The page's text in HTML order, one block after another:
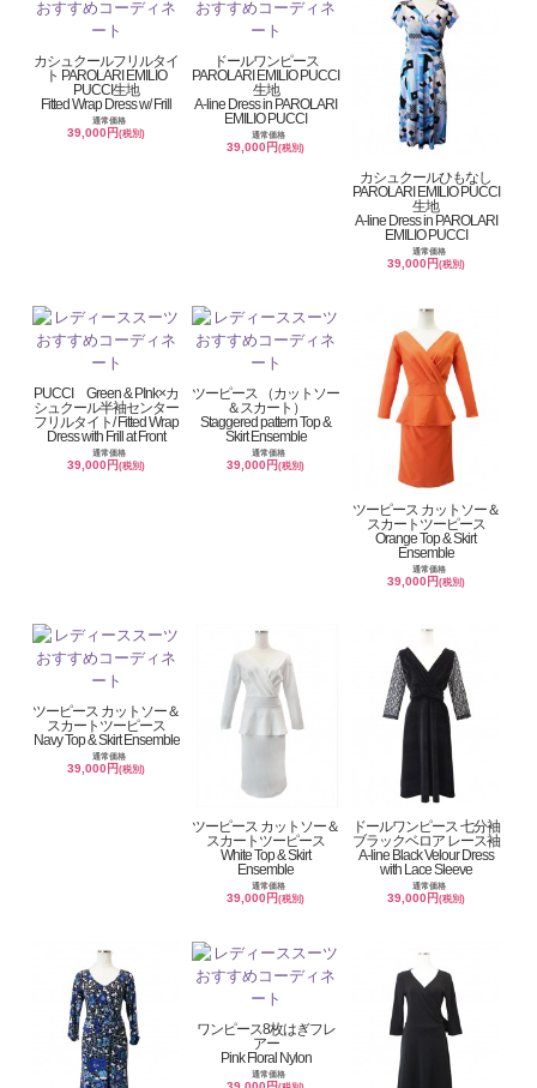
カシュクールフリルタイ
ト PAROLARI EMILIO
PUCCI生地
Fitted Wrap Dress w/ Frill
通常価格
39,000円(税別)
ドールワンピース
PAROLARI EMILIO PUCCI
生地
A-line Dress in PAROLARI
EMILIO PUCCI
通常価格
39,000円(税別)
カシュクールひもなし
PAROLARI EMILIO PUCCI
生地
A-line Dress in PAROLARI
EMILIO PUCCI
通常価格
39,000円 (税別)
PUCCI Green & PInk×カ
シュクール半袖センター
フリルタイト/ Fitted Wrap
Dress with Frill at Front
通常価格
39,000円(税別)
ツーピース （カットソー
＆スカート）
Staggered pattern Top &
Skirt Ensemble
通常価格
39,000円(税別)
ツーピース カットソー＆
スカートツーピース
Orange Top & Skirt
Ensemble
通常価格
39,000円 (税別)
ツーピース カットソー＆
スカートツーピース
Navy Top & Skirt Ensemble
通常価格
39,000円(税別)
ツーピース カットソー＆
スカートツーピース
White Top & Skirt
Ensemble
通常価格
39,000円(税別)
ドールワンピース 七分袖
ブラックベロア レース袖
A-line Black Velour Dress
with Lace Sleeve
通常価格
39,000円 (税別)
ワンピース8枚はぎフレ
アー
Pink Floral Nylon
通常価格